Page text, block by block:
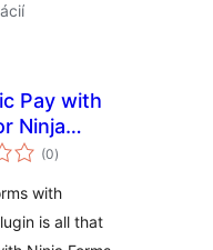
Pay with
Ninja
(0celkové
hodnotenie
)
with
is all that